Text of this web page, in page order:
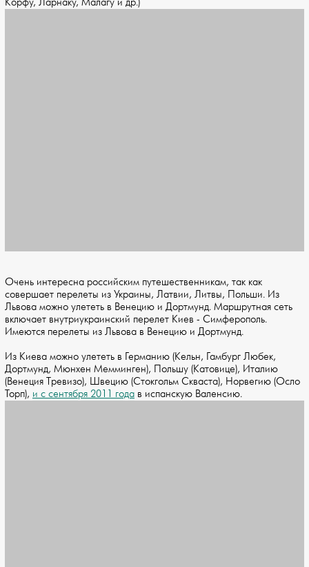
Очень интересна российским путешественникам, так как
совершает перелеты из Украины, Латвии, Литвы, Польши. Из
Львова можно улететь в Венецию и Дортмунд. Маршрутная сеть
включает внутриукраинский перелет Киев - Симферополь.
Имеются перелеты из Львова в Венецию и Дортмунд.
Из Киева можно улететь в Германию (Кельн, Гамбург Любек,
Дортмунд, Мюнхен Мемминген), Польшу (Катовице), Италию
(Венеция Тревизо), Швецию (Стокгольм Скваста), Норвегию (Осло
Торп), и с сентября 2011 года в испанскую Валенсию.